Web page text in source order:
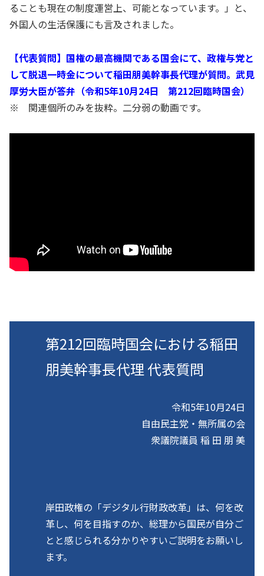
ることも現在の制度運営上、可能となっています。」と、
外国人の生活保護にも言及されました。
【代表質問】国権の最高機関である国会にて、政権与党と
して脱退一時金について稲田朋美幹事長代理が質問。武見
厚労大臣が答弁（令和5年10月24日 第212回臨時国会）
※ 関連個所のみを抜粋。二分弱の動画です。
第212回臨時国会における稲田
朋美幹事長代理 代表質問
令和5年10月24日
自由民主党・無所属の会
衆議院議員 稲 田 朋 美
岸田政権の「デジタル行財政改革」は、何を改
革し、何を目指すのか、総理から国民が自分ご
とと感じられる分かりやすいご説明をお願いし
ます。